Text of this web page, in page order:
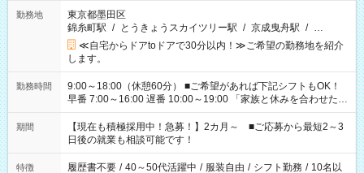
勤務地
東京都墨田区
錦糸町駅 / とうきょうスカイツリー駅 / 京成曳舟駅 / …
≪自宅からドアtoドアで30分以内！≫ご希望の勤務地を紹介
します。
勤務時間
9:00～18:00（休憩60分） ■ご希望があれば下記シフトもOK！
早番 7:00～16:00 遅番 10:00～19:00 「家族と休みを合わせた
い」 「余裕を持って夕飯の準備がしたい」 「できれば残業はし
たくない」 など、ご希望を教えてくださいね。 ※Wワーク希望
の方へ 今ご覧のお仕事で希望する勤務時間と、もう1つのお仕事
の勤務時間。 合計で週40時間を超える場合は応募できません。
期間
【現在も積極採用中！急募！】2カ月～ ■ご応募から最短2～3
日後の就業も相談可能です！
特徴 履歴書不要 / 40～50代活躍中 / 服装自由 / シフト勤務 / 10名以